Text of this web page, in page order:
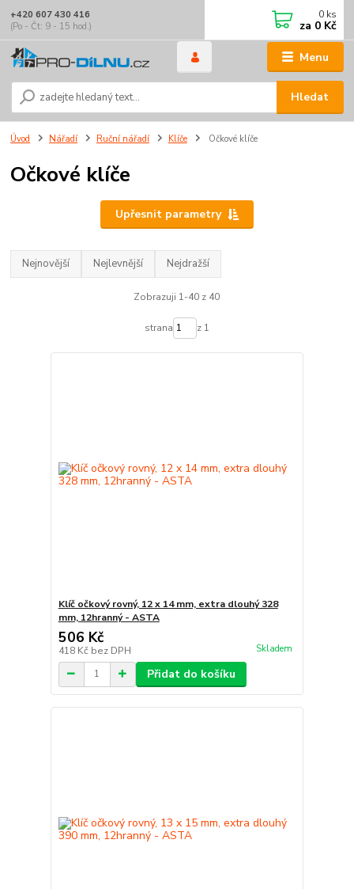
Menu
Hledat
+420 607 430 416
(Po - Čt: 9 - 15 hod.)
0 ks
za 0 Kč
Úvod Nářadí Ruční nářadí Klíče Očkové klíče
Očkové klíče
Upřesnit parametry
Nejnovější Nejlevnější Nejdražší
Zobrazuji 1-40 z 40
strana z 1
Klíč očkový rovný, 12 x 14 mm, extra dlouhý 328
mm, 12hranný - ASTA
506 Kč
418 Kč bez DPH Skladem
Přidat do košíku